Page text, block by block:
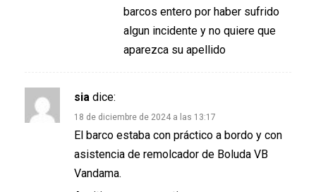
barcos entero por haber sufrido
algun incidente y no quiere que
aparezca su apellido
sia dice:
18 de diciembre de 2024 a las 13:17
El barco estaba con práctico a bordo y con
asistencia de remolcador de Boluda VB
Vandama.